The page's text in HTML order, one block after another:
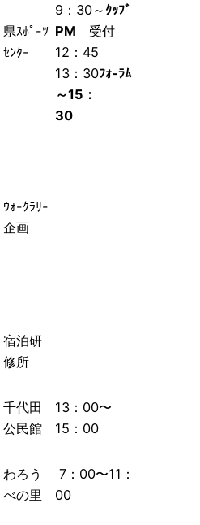
県ｽﾎﾟ-ﾂ
ｾﾝﾀ-
9：30～ ｸｯﾌﾞ
PM 受付
12：45
13：30ﾌｫ-ﾗﾑ
～15：
30
ｳｫ-ｸﾗﾘ-
企画
宿泊研
修所
千代田
公民館
13：00〜
15：00
わろう
べの里
7：00〜11：
00